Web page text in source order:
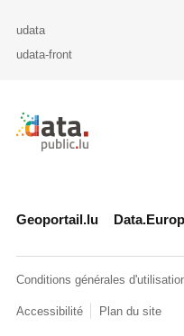
udata
udata-front
Retour à l'accueil de
Geoportail.lu
Conditions générales
Accessibilité Plan du site